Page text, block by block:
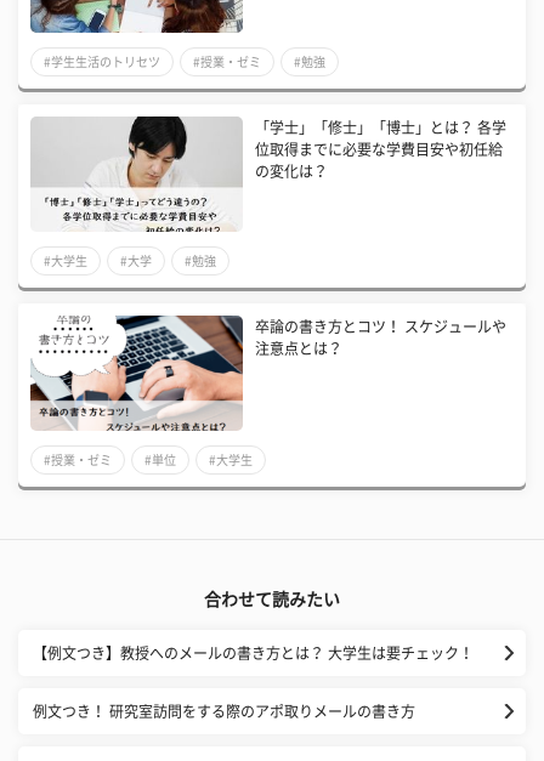
#学生生活のトリセツ #授業・ゼミ #勉強
「学士」「修士」「博士」とは？ 各学
位取得までに必要な学費目安や初任給
の変化は？
#大学生 #大学 #勉強
卒論の書き方とコツ！ スケジュールや
注意点とは？
#授業・ゼミ #単位 #大学生
合わせて読みたい
【例文つき】教授へのメールの書き方とは？ 大学生は要チェック！
例文つき！ 研究室訪問をする際のアポ取りメールの書き方